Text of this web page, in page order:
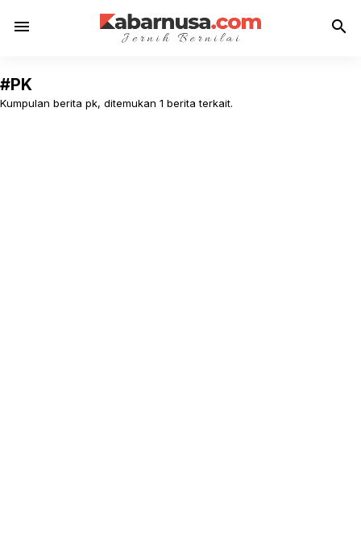
menu search
#PK
Kumpulan berita pk, ditemukan 1 berita terkait.